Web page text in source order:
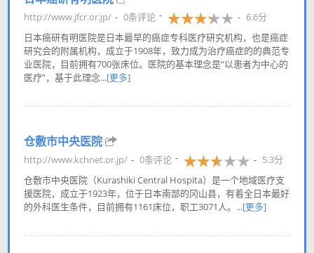
http://www.jfcr.or.jp/ 0条评论
6.6分
日本癌研有明医院是日本最早的癌症专科医疗研究机构，也是癌症
研究会的附属机构，成立于1908年，致力成为治疗癌症的的典范专
业医院，目前拥有700张床位。医院的基本理念是“以患者为中心的
医疗”，基于此理念...[更多]
仓敷市中央医院
http://www.kchnet.or.jp/ 0条评论
5.3分
仓敷市中央医院（Kurashiki Central Hospita）是一个地域医疗支
援医院，成立于1923年，位于日本南部的冈山县，有着全日本最好
的外科医生条件，目前拥有1161床位，职工3071人。...[更多]